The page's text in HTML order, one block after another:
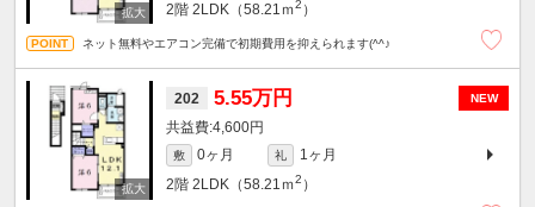
2階 2LDK（58.21ｍ2 ）
ネット無料やエアコン完備で初期費用を抑えられます(^^♪
NEW
202 5.55万円
4,600円
敷 0ヶ月 礼
1ヶ月
2階 2LDK（58.21ｍ2 ）